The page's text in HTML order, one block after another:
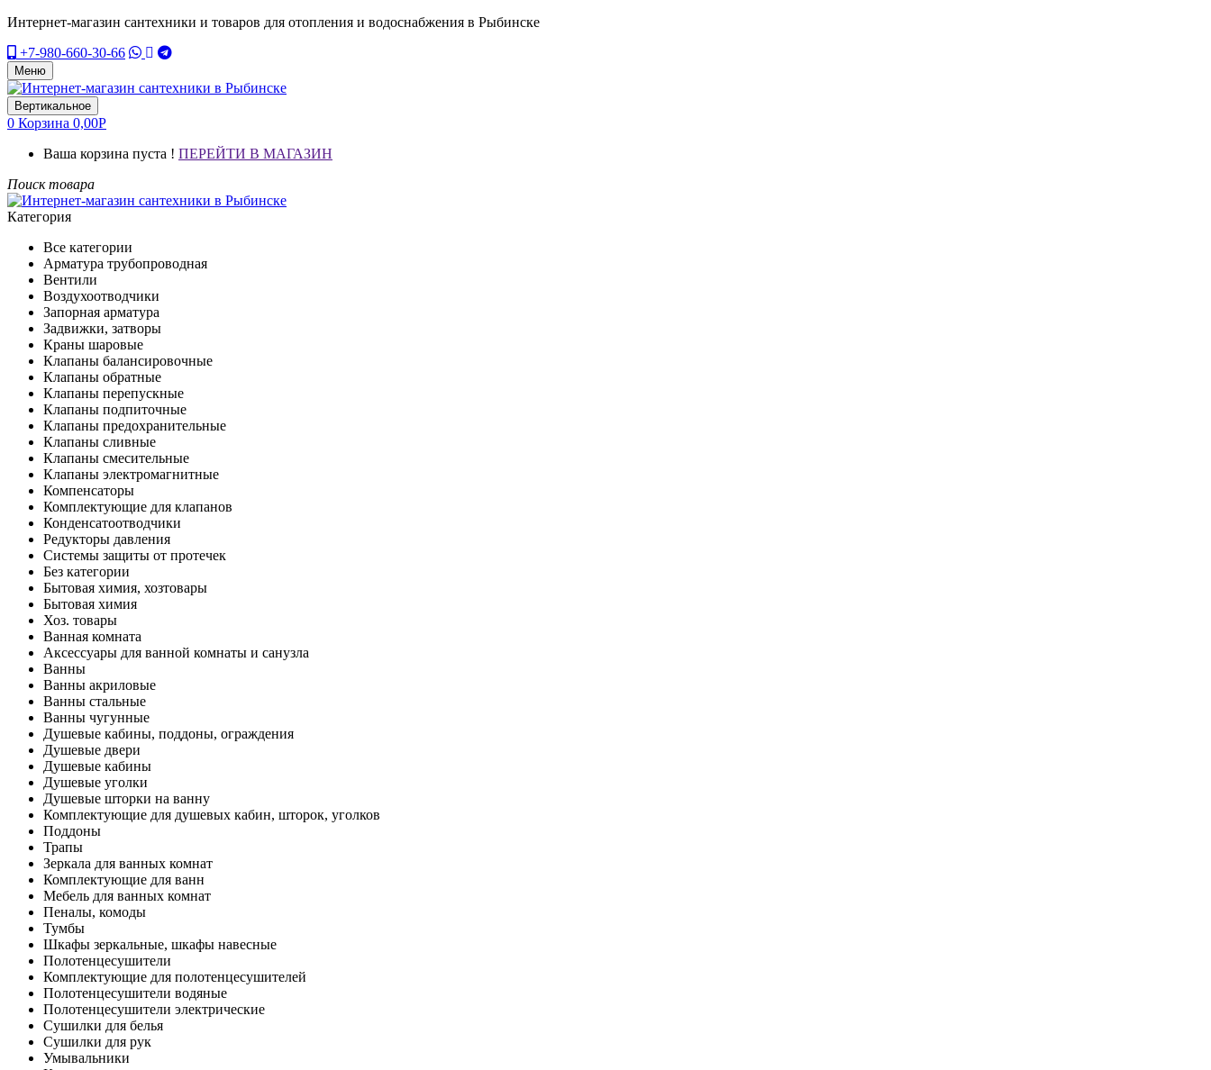
Интернет-магазин сантехники и товаров для отопления и водоснабжения в Рыбинске
+7-980-660-30-66
Меню
Вертикальное
0 Корзина 0,00Р
Ваша корзина пуста ! ПЕРЕЙТИ В МАГАЗИН
Поиск товара
Категория
Все категории
Арматура трубопроводная
Вентили
Воздухоотводчики
Запорная арматура
Задвижки, затворы
Краны шаровые
Клапаны балансировочные
Клапаны обратные
Клапаны перепускные
Клапаны подпиточные
Клапаны предохранительные
Клапаны сливные
Клапаны смесительные
Клапаны электромагнитные
Компенсаторы
Комплектующие для клапанов
Конденсатоотводчики
Редукторы давления
Системы защиты от протечек
Без категории
Бытовая химия, хозтовары
Бытовая химия
Хоз. товары
Ванная комната
Аксессуары для ванной комнаты и санузла
Ванны
Ванны акриловые
Ванны стальные
Ванны чугунные
Душевые кабины, поддоны, ограждения
Душевые двери
Душевые кабины
Душевые уголки
Душевые шторки на ванну
Комплектующие для душевых кабин, шторок, уголков
Поддоны
Трапы
Зеркала для ванных комнат
Комплектующие для ванн
Мебель для ванных комнат
Пеналы, комоды
Тумбы
Шкафы зеркальные, шкафы навесные
Полотенцесушители
Комплектующие для полотенцесушителей
Полотенцесушители водяные
Полотенцесушители электрические
Сушилки для белья
Сушилки для рук
Умывальники